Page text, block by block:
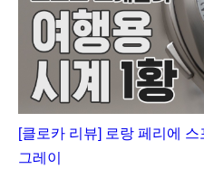
[클로카 리뷰] 로랑 페리에
그레이